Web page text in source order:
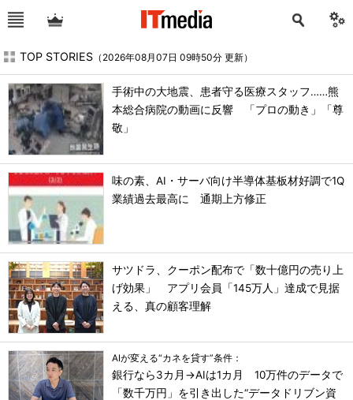
TOP STORIES （2026年08月07日 09時50分 更新）
手術中の大地震、患者守る医療スタッフ……熊
本総合病院の動画に反響 「プロの動き」「尊
敬」
味の素、AI・サーバ向け半導体基板材好調で1Q
業績過去最高に 通期上方修正
サツドラ、クーポン配布で「数十億円の売り上
げ効果」 アプリ会員「145万人」達成で見据
える、真の顧客理解
AIが変える“カネを貸す”条件：
銀行なら3カ月→AIは1カ月 10万件のデータで
「数千万円」を引き出した“データドリブン資